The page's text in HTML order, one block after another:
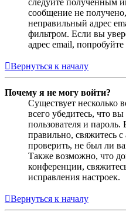
сообщение не
неправильный адрес
фильтром. Если вы
адрес email,
Вернуться к началу
Почему я не могу войти?
Существует
всего убедитесь, что
пользователя и
правильно, свяжитесь
проверить, не был ли
Также возможно, что
конференции,
исправления настроек.
Вернуться к началу